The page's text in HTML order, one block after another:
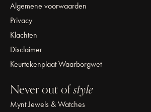
Algemene voorwaarden
Privacy
Klachten
Disclaimer
Keurtekenplaat Waarborgwet
Never out ofstyle
Mynt Jewels & Watches